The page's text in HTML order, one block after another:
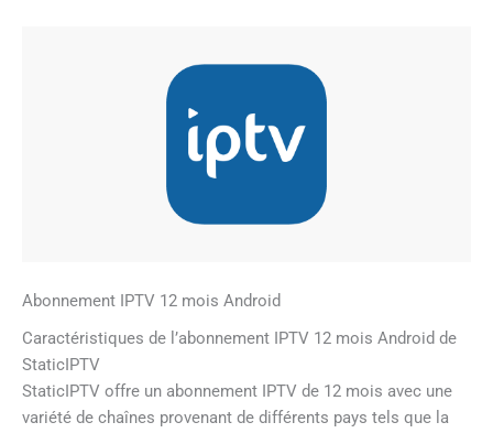
Abonnement IPTV 12 mois Android
Caractéristiques de l’abonnement IPTV 12 mois Android de
StaticIPTV
StaticIPTV offre un abonnement IPTV de 12 mois avec une
variété de chaînes provenant de différents pays tels que la